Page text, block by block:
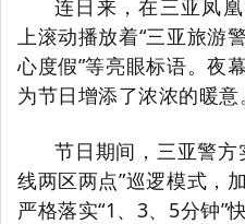
连日来，在三亚凤
上滚动播放着“三亚旅游
心度假”等亮眼标语。夜
为节日增添了浓浓的暖意
节日期间，三亚警方
线两区两点”巡逻模式，
严格落实“1、3、5分钟”